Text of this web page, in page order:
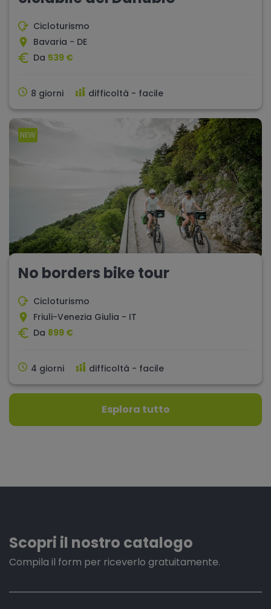
Cicloturismo
Bavaria - DE
Da 539 €
8 giorni difficoltà - facile
NEW
No borders bike tour
Cicloturismo
Friuli-Venezia Giulia - IT
Da 899 €
4 giorni difficoltà - facile
Esplora tutto
Scopri il nostro catalogo
Compila il form per riceverlo gratuitamente.